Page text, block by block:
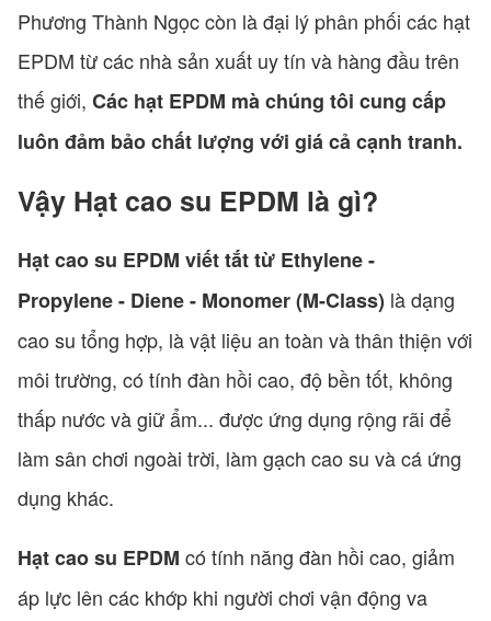
Phương Thành Ngọc còn là đại lý phân phối các hạt
EPDM từ các nhà sản xuất uy tín và hàng đầu trên
thế giới, Các hạt EPDM mà chúng tôi cung cấp
luôn đảm bảo chất lượng với giá cả cạnh tranh.
Vậy Hạt cao su EPDM là gì?
Hạt cao su EPDM viết tắt từ Ethylene -
Propylene - Diene - Monomer (M-Class) là dạng
cao su tổng hợp, là vật liệu an toàn và thân thiện với
môi trường, có tính đàn hồi cao, độ bền tốt, không
thấp nước và giữ ẩm... được ứng dụng rộng rãi để
làm sân chơi ngoài trời, làm gạch cao su và cá ứng
dụng khác.
Hạt cao su EPDM có tính năng đàn hồi cao, giảm
áp lực lên các khớp khi người chơi vận động va